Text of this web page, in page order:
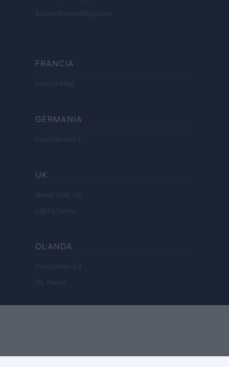
SecondHomeMagazine
FRANCIA
InvestirMag
GERMANIA
Investieren24
UK
News Hub UK
Lgbtq News
OLANDA
Investeren 24
NL Newz